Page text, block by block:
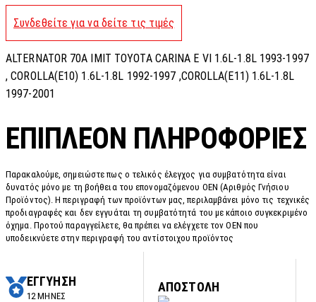
Συνδεθείτε για να δείτε τις τιμές
ALTERNATOR 70A IMIT TOYOTA CARINA E VI 1.6L-1.8L 1993-1997
, COROLLA(E10) 1.6L-1.8L 1992-1997 ,COROLLA(E11) 1.6L-1.8L
1997-2001
ΕΠΙΠΛΈΟΝ ΠΛΗΡΟΦΟΡΊΕΣ
Παρακαλούμε, σημειώστε πως ο τελικός έλεγχος για συμβατότητα είναι
δυνατός μόνο με τη βοήθεια του επονομαζόμενου OEN (Αριθμός Γνήσιου
Προϊόντος). Η περιγραφή των προϊόντων μας, περιλαμβάνει μόνο τις τεχνικές
προδιαγραφές και δεν εγγυάται τη συμβατότητά του με κάποιο συγκεκριμένο
όχημα. Προτού παραγγείλετε, θα πρέπει να ελέγχετε τον OEN που
υποδεικνύετε στην περιγραφή του αντίστοιχου προϊόντος
ΕΓΓΥΗΣΗ
12 ΜΗΝΕΣ
ΑΠΟΣΤΟΛΗ